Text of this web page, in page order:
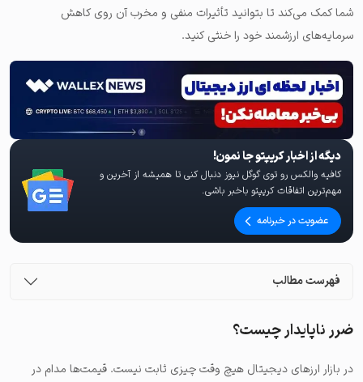
شما کمک می‌کند تا بتوانید تأثیرات منفی و مخرب آن روی کاهش
سرمایه‌های ارزشمند خود را خنثی کنید.
دیگه از اخبار کریپتو جا نمون!
کافیه والکس رو توی گوگل نیوز دنبال کنی تا همیشه از آخرین و
مهم‌ترین اتفاقات کریپتو باخبر باشی.
عضویت در خبرنامه
فهرست مطالب
ضرر ناپایدار چیست؟
در بازار ارزهای دیجیتال هیچ وقت چیزی ثابت نیست. قیمت‌ها مدام در